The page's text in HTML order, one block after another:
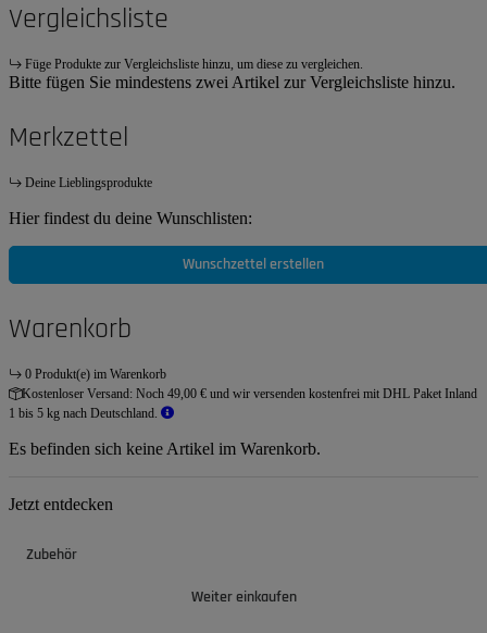
Vergleichsliste
Füge Produkte zur Vergleichsliste hinzu, um diese zu vergleichen.
Bitte fügen Sie mindestens zwei Artikel zur Vergleichsliste hinzu.
Merkzettel
Deine Lieblingsprodukte
Hier findest du deine Wunschlisten:
Wunschzettel erstellen
Warenkorb
0 Produkt(e) im Warenkorb
Kostenloser Versand: Noch 49,00 € und wir versenden kostenfrei mit DHL Paket Inland
1 bis 5 kg nach Deutschland.
Es befinden sich keine Artikel im Warenkorb.
Jetzt entdecken
Zubehör
Weiter einkaufen